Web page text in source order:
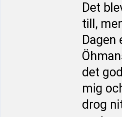
Det
till,
det
mig
drog